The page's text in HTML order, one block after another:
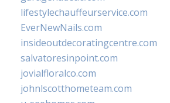
lifestylechauffeurservice.com
EverNewNails.com
insideoutdecoratingcentre.com
salvatoresinpoint.com
jovialfloralco.com
johnlscotthometeam.com